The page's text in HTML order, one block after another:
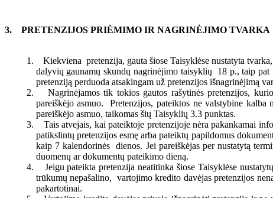
PRETENZIJOS PRIĖMIMO IR NAGRINĖJIMO TVARKA
Kiekviena pretenzija, gauta šiose Taisyklėse nustatyta
dalyvių gaunamų skundų nagrinėjimo taisyklių 18 p., taip pat
pretenziją perduoda atsakingam už pretenzijos išnagrinėjimą
Nagrinėjamos tik tokios gautos rašytinės pretenzijos,
pareiškėjo asmuo. Pretenzijos, pateiktos ne valstybine kalba
pareiškėjo asmuo, taikomas šių Taisyklių 3.3 punktas.
Tais atvejais, kai pateiktoje pretenzijoje nėra pakankamai
patikslintų pretenzijos esmę arba pateiktų papildomus
kaip 7 kalendorinės dienos. Jei pareiškėjas per nustatytą
duomenų ar dokumentų pateikimo dieną.
Jeigu pateikta pretenzija neatitinka šiose Taisyklėse
trūkumų nepašalino, vartojimo kredito davėjas pretenzijos
pakartotinai.